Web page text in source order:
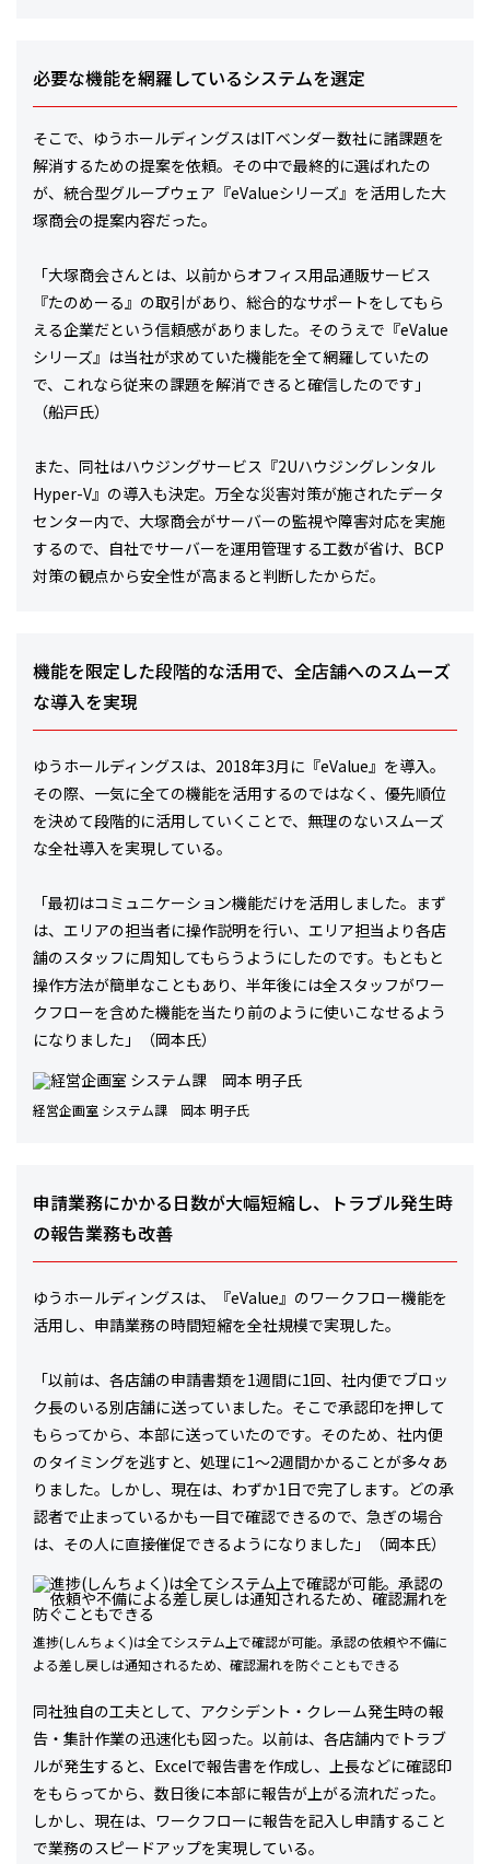
必要な機能を網羅しているシステムを選定
そこで、ゆうホールディングスはITベンダー数社に諸課題を
解消するための提案を依頼。その中で最終的に選ばれたの
が、統合型グループウェア『eValueシリーズ』を活用した大
塚商会の提案内容だった。
「大塚商会さんとは、以前からオフィス用品通販サービス
『たのめーる』の取引があり、総合的なサポートをしてもら
える企業だという信頼感がありました。そのうえで『eValue
シリーズ』は当社が求めていた機能を全て網羅していたの
で、これなら従来の課題を解消できると確信したのです」
（船戸氏）
また、同社はハウジングサービス『2Uハウジングレンタル
Hyper-V』の導入も決定。万全な災害対策が施されたデータ
センター内で、大塚商会がサーバーの監視や障害対応を実施
するので、自社でサーバーを運用管理する工数が省け、BCP
対策の観点から安全性が高まると判断したからだ。
機能を限定した段階的な活用で、全店舗へのスムーズ
な導入を実現
ゆうホールディングスは、2018年3月に『eValue』を導入。
その際、一気に全ての機能を活用するのではなく、優先順位
を決めて段階的に活用していくことで、無理のないスムーズ
な全社導入を実現している。
「最初はコミュニケーション機能だけを活用しました。まず
は、エリアの担当者に操作説明を行い、エリア担当より各店
舗のスタッフに周知してもらうようにしたのです。もともと
操作方法が簡単なこともあり、半年後には全スタッフがワー
クフローを含めた機能を当たり前のように使いこなせるよう
になりました」（岡本氏）
経営企画室 システム課 岡本 明子氏
申請業務にかかる日数が大幅短縮し、トラブル発生時
の報告業務も改善
ゆうホールディングスは、『eValue』のワークフロー機能を
活用し、申請業務の時間短縮を全社規模で実現した。
「以前は、各店舗の申請書類を1週間に1回、社内便でブロッ
ク長のいる別店舗に送っていました。そこで承認印を押して
もらってから、本部に送っていたのです。そのため、社内便
のタイミングを逃すと、処理に1～2週間かかることが多々あ
りました。しかし、現在は、わずか1日で完了します。どの承
認者で止まっているかも一目で確認できるので、急ぎの場合
は、その人に直接催促できるようになりました」（岡本氏）
進捗(しんちょく)は全てシステム上で確認が可能。承認の依頼や不備に
よる差し戻しは通知されるため、確認漏れを防ぐこともできる
同社独自の工夫として、アクシデント・クレーム発生時の報
告・集計作業の迅速化も図った。以前は、各店舗内でトラブ
ルが発生すると、Excelで報告書を作成し、上長などに確認印
をもらってから、数日後に本部に報告が上がる流れだった。
しかし、現在は、ワークフローに報告を記入し申請すること
で業務のスピードアップを実現している。